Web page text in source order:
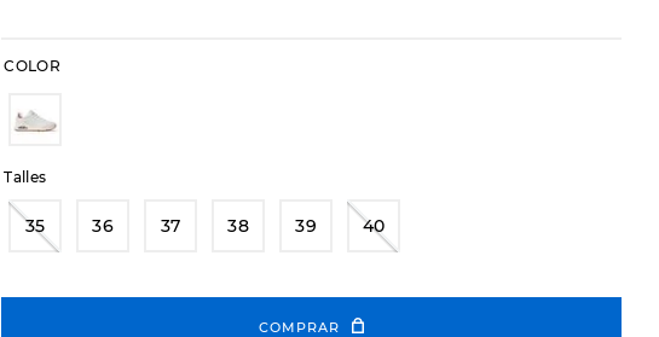
COLOR
Talles
35 36 37 38 39 40
COMPRAR